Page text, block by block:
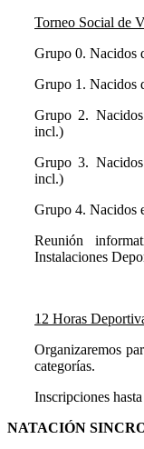
Torneo Social de
Grupo 0. Nacidos
Grupo 1. Nacidos
Grupo 2.
incl.)
Grupo 3.
incl.)
Grupo 4. Nacidos
Reunión
Instalaciones
12 Horas
Organizaremos
categorías.
Inscripciones
NATACIÓN